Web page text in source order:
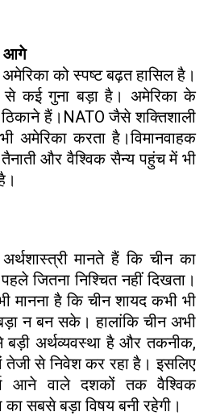
आगे
को स्पष्ट बढ़त हासिल है।
से कई गुना बड़ा है। अमेरिका के
हैं।NATO जैसे शक्तिशाली
अमेरिका करता है।विमानवाहक
तैनाती और वैश्विक सैन्य पहुंच में भी
मानते हैं कि चीन का
जितना निश्चित नहीं दिखता।
मानना है कि चीन शायद कभी भी
न बन सके। हालांकि चीन अभी
बड़ी अर्थव्यवस्था है और तकनीक,
में तेजी से निवेश कर रहा है। इसलिए
आने वाले दशकों तक वैश्विक
का सबसे बड़ा विषय बनी रहेगी।